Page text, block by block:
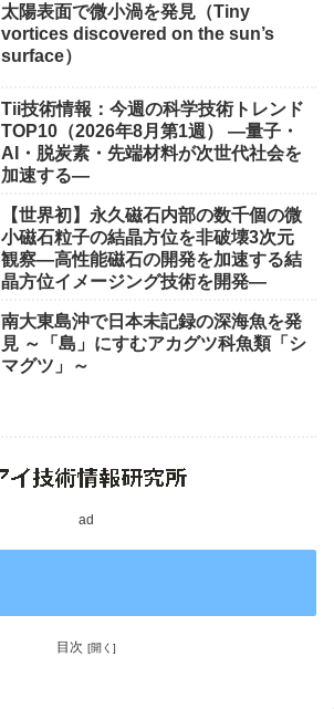
太陽表面で微小渦を発見（Tiny
vortices discovered on the sun’s
surface）
Tii技術情報：今週の科学技術トレンド
TOP10（2026年8月第1週） ―量子・
AI・脱炭素・先端材料が次世代社会を
加速する―
【世界初】永久磁石内部の数千個の微
小磁石粒子の結晶方位を非破壊3次元
観察―高性能磁石の開発を加速する結
晶方位イメージング技術を開発―
南大東島沖で日本未記録の深海魚を発
見 ～「島」にすむアカグツ科魚類「シ
マグツ」～
ad
目次